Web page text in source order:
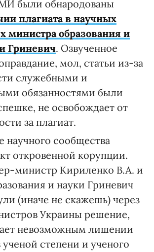
были обнародованы
плагиата в научных
министра образования и
Гриневич. Озвученное
мол, статьи из-за
служебными и
обязанностями были
не освобождает от
за плагиат.
научного сообщества
откровенной корупции.
министр Кириленко В.А. и
и науки Гриневич
(иначе не скажешь) через
Украины решение,
невозможным лишении
ученой степени и ученого